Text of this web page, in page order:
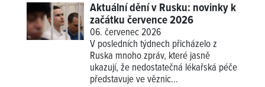
Aktuální dění v Rusku: novinky k
začátku července 2026
06. červenec 2026
V posledních týdnech přicházelo z
Ruska mnoho zpráv, které jasně
ukazují, že nedostatečná lékařská péče
představuje ve věznic...